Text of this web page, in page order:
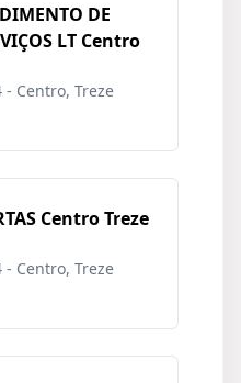
DE
LT Centro
- Centro, Treze
Centro Treze
- Centro, Treze